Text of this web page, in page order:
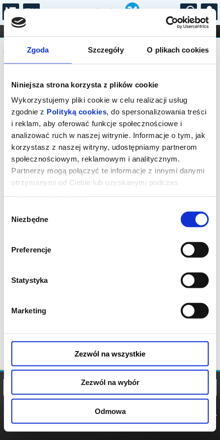
Zgoda Szczegóły O plikach cookies
Niniejsza strona korzysta z plików cookie
Wykorzystujemy pliki cookie w celu realizacji usług
zgodnie z Polityką cookies, do spersonalizowania treści
i reklam, aby oferować funkcje społecznościowe i
analizować ruch w naszej witrynie. Informacje o tym, jak
korzystasz z naszej witryny, udostępniamy partnerom
społecznościowym, reklamowym i analitycznym.
Partnerzy mogą połączyć te informacje z innymi danymi
otrzymanymi od Ciebie lub uzyskanymi podczas
zgody
Niezbędne
Preferencje
Statystyka
Marketing
Zezwól na wszystkie
Zezwól na wybór
Odmowa
...
FILHARMONIA OPERA I BALET
STAND-UP
DLA DZIECI
Komunikat
Sprzedaż biletów na niniejsze
wydarzenie została zakończona. Zapytaj
w Kasie instytucji o dostępność biletów
na wydarzenie.
POLITYKA
POLITYKA